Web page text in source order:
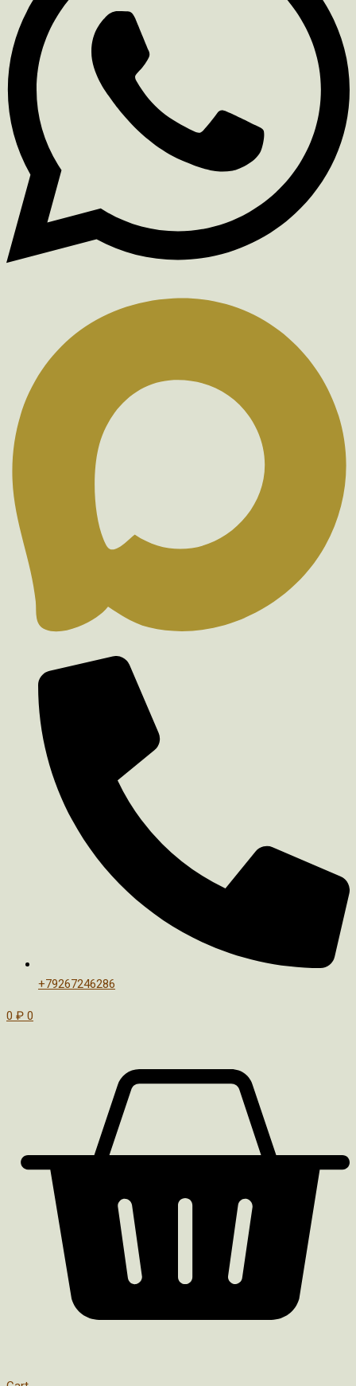
+79267246286
0 ₽ 0